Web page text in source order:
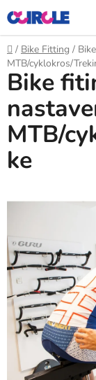
Prejsť
na
obsah
Domov
/ Bike Fitting /
MTB/cyklokros/
Bike
MTB/
ke